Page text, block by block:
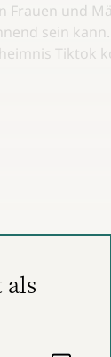
Frauen und
sein
Tiktok